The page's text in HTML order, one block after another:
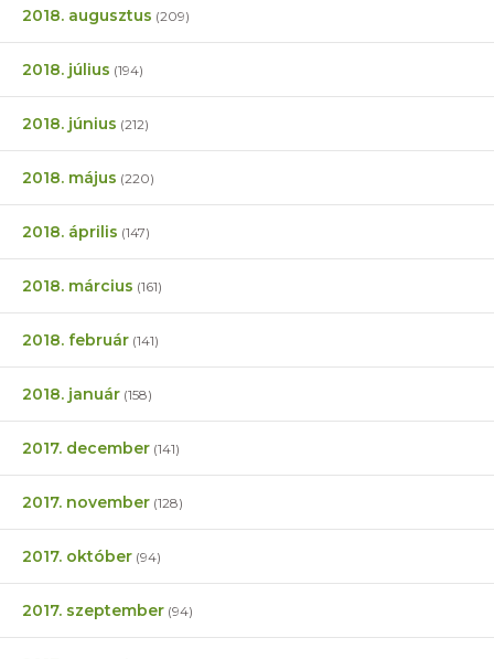
2018. augusztus (209)
2018. július (194)
2018. június (212)
2018. május (220)
2018. április (147)
2018. március (161)
2018. február (141)
2018. január (158)
2017. december (141)
2017. november (128)
2017. október (94)
2017. szeptember (94)